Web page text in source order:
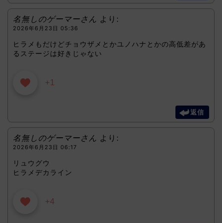
名無しのゲーマーさん より:
2026年6月23日 05:36
ヒラメもだけどチョウザメとかユノハナとかの高低差があ
るステージは好きじゃない
+1
返信
名無しのゲーマーさん より:
2026年6月23日 06:17
リュウグウ
ヒラメデカライン
+4